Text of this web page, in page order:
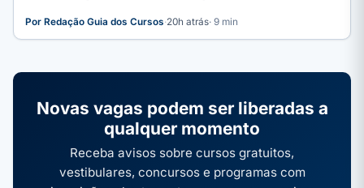
Por Redação Guia dos Cursos·20h atrás· 9 min
Novas vagas podem ser liberadas a
qualquer momento
Receba avisos sobre cursos gratuitos,
vestibulares, concursos e programas com